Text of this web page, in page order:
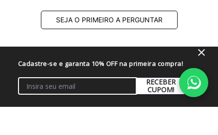
SEJA O PRIMEIRO A PERGUNTAR
Cadastre-se e garanta 10% OFF na primeira compra!
RECEBER
CUPOM!